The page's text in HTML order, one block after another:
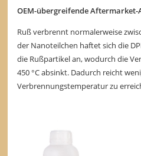
OEM-übergreifende
Ruß verbrennt normalerweise
der Nanoteilchen haftet sich die
die Rußpartikel an, wodurch die
450 °C absinkt. Dadurch reicht
Verbrennungstemperatur zu